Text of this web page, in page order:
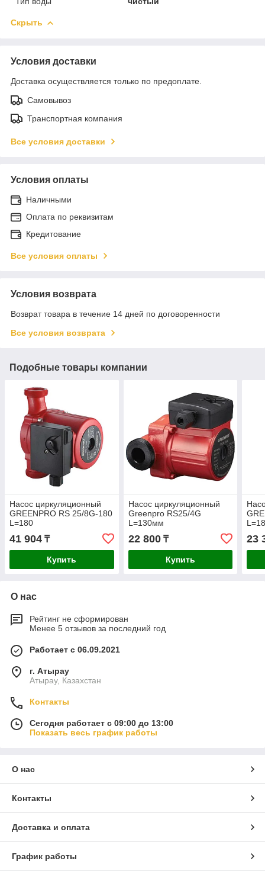
Скрыть
Условия доставки
Доставка осуществляется только по предоплате.
Самовывоз
Транспортная компания
Все условия доставки
Условия оплаты
Наличными
Оплата по реквизитам
Кредитование
Все условия оплаты
Условия возврата
Возврат товара в течение 14 дней по договоренности
Все условия возврата
Подобные товары компании
Насос циркуляционный
GREENPRO RS 25/8G-180
L=180
41 904 ₸
Купить
Насос циркуляционный
Greenpro RS25/4G
L=130мм
22 800₸
Купить
23
О нас
Рейтинг не сформирован
Менее 5 отзывов за последний год
Работает с 06.09.2021
г. Атырау
Атырау, Казахстан
Контакты
Сегодня работает с 09:00 до 13:00
Показать весь график работы
О нас
Контакты
Доставка и оплата
График работы